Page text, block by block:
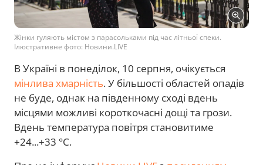
Жінки гуляють містом з парасольками під час літньої спеки.
Ілюстративне фото: Новини.LIVE
В Україні в понеділок, 10 серпня, очікується
мінлива хмарність. У більшості областей опадів
не буде, однак на південному сході вдень
місцями можливі короткочасні дощі та грози.
Вдень температура повітря становитиме
+24...+33 °C.